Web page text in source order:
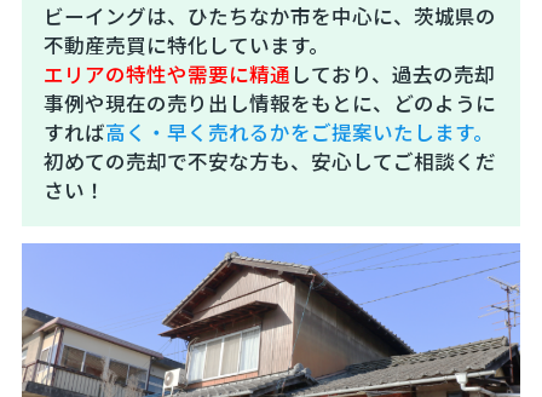
ビーイングは、ひたちなか市を中心に、茨城県の
不動産売買に特化しています。
エリアの特性や需要に精通 しており、過去の売却
事例や現在の売り出し情報をもとに、どのように
すれば高く・早く売れるかをご提案いたします。
初めての売却で不安な方も、安心してご相談くだ
さい！